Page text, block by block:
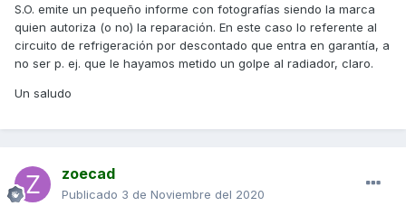
S.O. emite un pequeño informe con fotografías siendo la marca
quien autoriza (o no) la reparación. En este caso lo referente al
circuito de refrigeración por descontado que entra en garantía, a
no ser p. ej. que le hayamos metido un golpe al radiador, claro.
Un saludo
zoecad
Publicado 3 de Noviembre del 2020